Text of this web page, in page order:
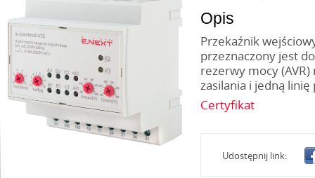
Opis
Przekaźnik
przeznaczony jest
rezerwy mocy
zasilania i jedną
Certyfikat
Udostępnij link: